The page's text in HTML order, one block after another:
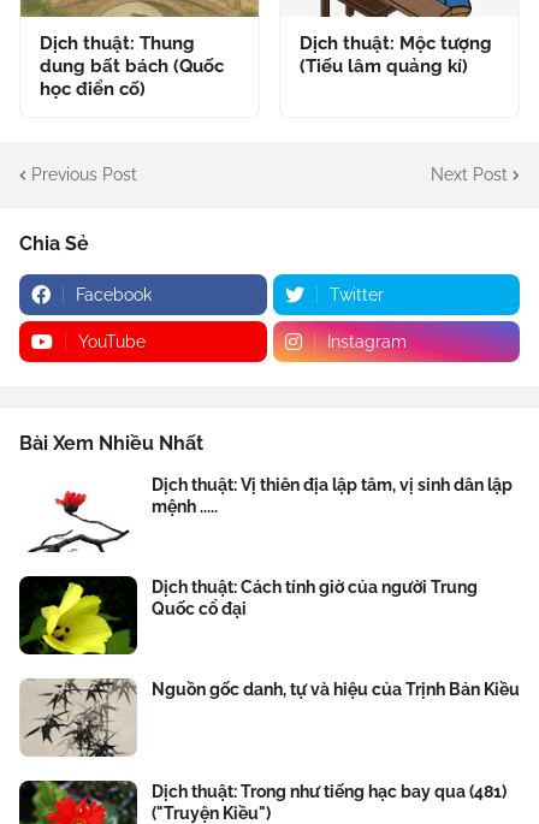
Dịch thuật: Thung
dung bất bách (Quốc
học điển cố)
Dịch thuật: Mộc tượng
(Tiếu lâm quảng kí)
Previous Post Next Post
Chia Sẻ
Facebook Twitter
YouTube Instagram
Bài Xem Nhiều Nhất
Dịch thuật: Vị thiên địa lập tâm, vị sinh dân lập
mệnh .....
Dịch thuật: Cách tính giờ của người Trung
Quốc cổ đại
Nguồn gốc danh, tự và hiệu của Trịnh Bản Kiều
Dịch thuật: Trong như tiếng hạc bay qua (481)
("Truyện Kiều")